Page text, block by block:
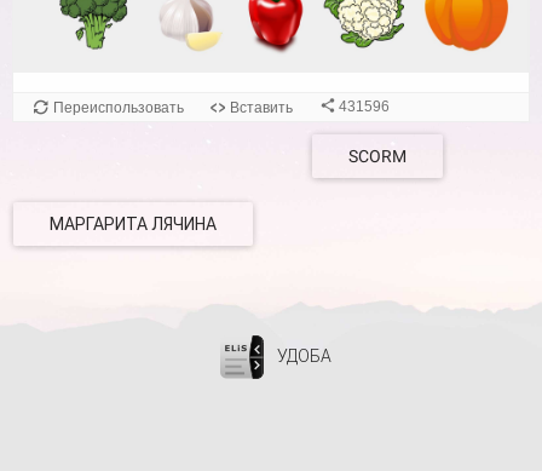
Переиспользовать Вставить 431596
SCORM
МАРГАРИТА ЛЯЧИНА
УДОБА